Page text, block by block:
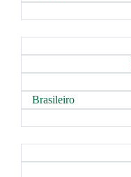
Brasileiro